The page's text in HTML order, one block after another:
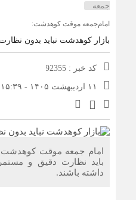
کوهدشت در آستانه اربعین و خدمت‌ به
شورای پیشگیری از وقوع جرم
کوهدشت در آستانه اربعین؛ از
مردمی
زائران اربعین
جمعه
امام‌جمعه موقت کوهدشت:
بازار کوهدشت نباید بدون
کد خبر : 92355
۱۱ اردیبهشت ۱۴۰۵ - ۱۵:۳۹
امام جمعه موقت
باید نظارت دقیق و مستمر
داشته باشند.